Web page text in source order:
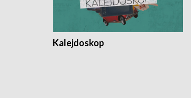
Kalejdoskop